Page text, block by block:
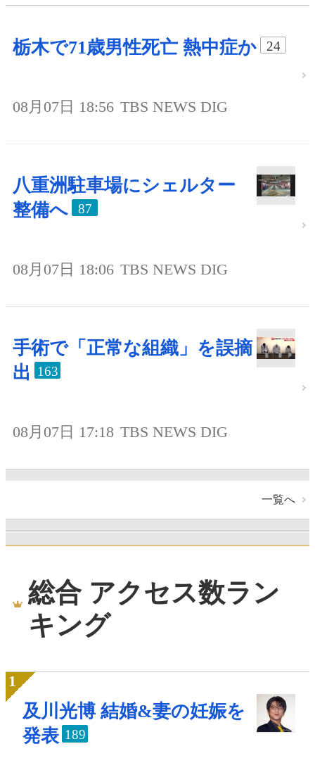
栃木で71歳男性死亡 熱中症か 24
08月07日 18:56 TBS NEWS DIG
八重洲駐車場にシェルター
整備へ
87
08月07日 18:06 TBS NEWS DIG
手術で「正常な組織」を誤摘
出
163
08月07日 17:18 TBS NEWS DIG
一覧へ
総合 アクセス数ラン
キング
及川光博 結婚&妻の妊娠を
発表 189